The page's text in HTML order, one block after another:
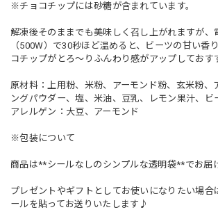
※チョコチップには砂糖が含まれています。
解凍後そのままでも美味しく召し上がれますが、
（500W）で30秒ほど温めると、ビーツの甘い香
コチップがとろ〜りふんわり感がアップしてお
原材料：上用粉、米粉、アーモンド粉、玄米粉、
ングパウダー、塩、米油、豆乳、レモン果汁、ビ
アレルゲン：大豆、アーモンド
※包装について
商品は**シールなしのシンプルな透明袋**でお届
プレゼントやギフトとしてお使いになりたい場合
ールを貼ってお送りいたします♪